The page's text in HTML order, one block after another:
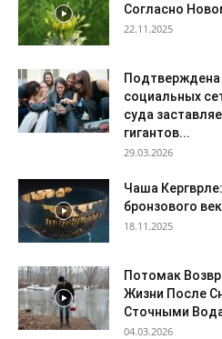
Согласно
22.11.2025
Подтверждена
социальных
суда
гигантов...
29.03.2026
Чаша
бронзового
18.11.2025
Потомак
Жизни После
Сточными
04.03.2026